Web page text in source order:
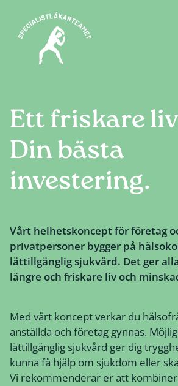
innehåll
Ett friskare
Din bästa
investering.
Vårt helhetskoncept för företag
privatpersoner bygger på
lättillgänglig sjukvård. Det ger
längre och friskare liv och
Med vårt koncept verkar du
anställda och företag gynnas.
lättillgänglig sjukvård ger dig
kunna få hjälp om sjukdom eller
Vi rekommenderar er att